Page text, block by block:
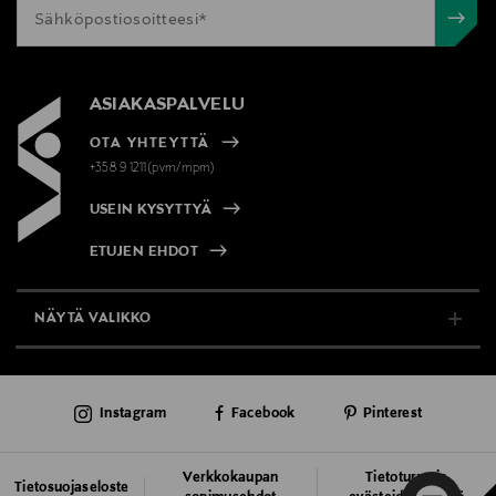
ASIAKASPALVELU
OTA YHTEYTTÄ
+358 9 1211(pvm/mpm)
USEIN KYSYTTYÄ
ETUJEN EHDOT
NÄYTÄ VALIKKO
AJANKOHTAISTA
Tietosuojaseloste
Verkkokaupan
Tietoturva ja
Instagram Facebook Pinterest